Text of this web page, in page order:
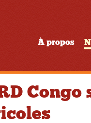
À propos
Congo